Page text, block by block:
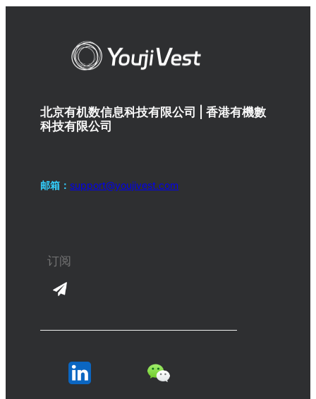
北京有机数信息科技有限公司 | 香港有機數
科技有限公司
邮箱： support@youjivest.com